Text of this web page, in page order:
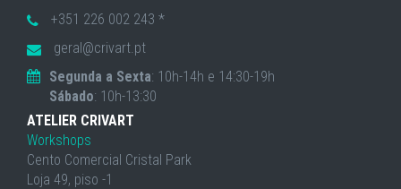
+351 226 002 243 *
geral@crivart.pt
Segunda a Sexta: 10h-14h e 14:30-19h
Sábado: 10h-13:30
ATELIER CRIVART
Workshops
Cento Comercial Cristal Park
Loja 49, piso -1